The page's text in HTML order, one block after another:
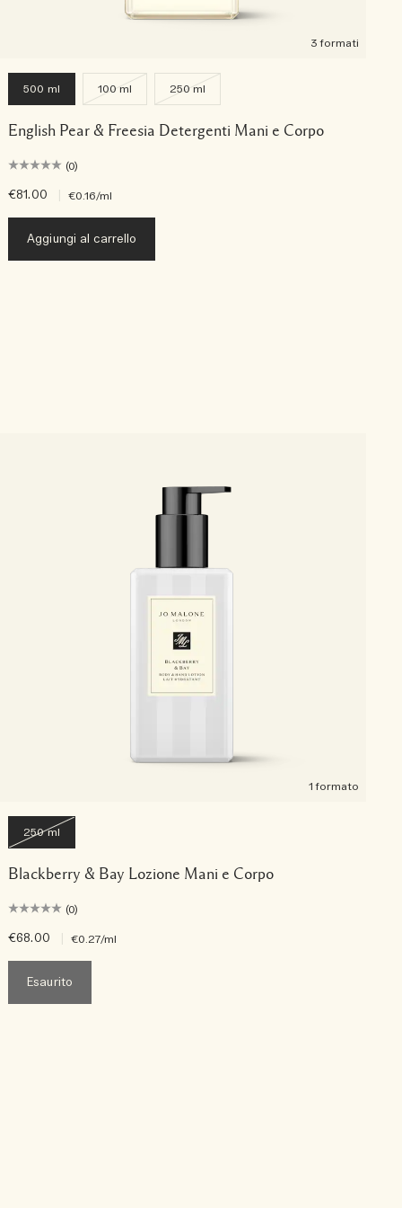
3 formati
500 ml 100 ml 250 ml
English Pear & Freesia Detergenti Mani e Corpo
(0)
€81.00 €0.16/ml
Aggiungi al carrello
1 formato
250 ml
Blackberry & Bay Lozione Mani e Corpo
(0)
€68.00 €0.27/ml
Esaurito